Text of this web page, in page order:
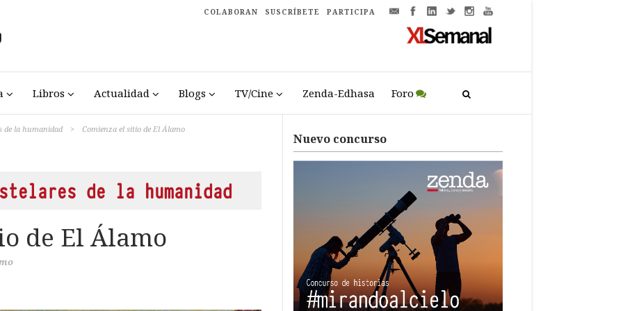
COLABORAN SUSCRÍBETE PARTICIPA
Libros Actualidad Blogs TV/Cine Zenda-Edhasa Foro
de la humanidad > Comienza el sitio de El Álamo
de la humanidad
de El Álamo
Nuevo concurso